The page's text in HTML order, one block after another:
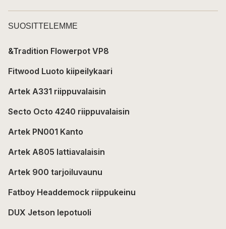
SUOSITTELEMME
&Tradition Flowerpot VP8
Fitwood Luoto kiipeilykaari
Artek A331 riippuvalaisin
Secto Octo 4240 riippuvalaisin
Artek PN001 Kanto
Artek A805 lattiavalaisin
Artek 900 tarjoiluvaunu
Fatboy Headdemock riippukeinu
DUX Jetson lepotuoli